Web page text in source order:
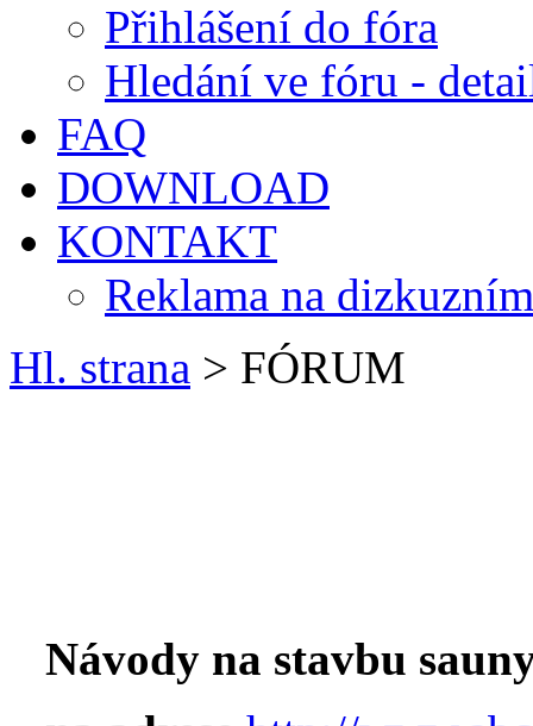
Přihlášení do fóra
Hledání ve fóru -
FAQ
DOWNLOAD
KONTAKT
Reklama na
Hl. strana > FÓRUM
Návody na stavbu